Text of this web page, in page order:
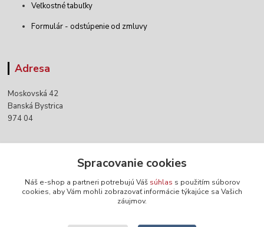
Veľkostné tabuľky
Formulár - odstúpenie od zmluvy
Adresa
Moskovská 42
Banská Bystrica
974 04
+421 903 152 158
Spracovanie cookies
Náš e-shop a partneri potrebujú Váš súhlas s použitím súborov
cookies, aby Vám mohli zobrazovať informácie týkajúce sa Vašich
záujmov.